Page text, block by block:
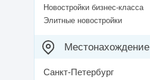
Новостройки бизнес-класса
Элитные новостройки
Местонахождение
Санкт-Петербург